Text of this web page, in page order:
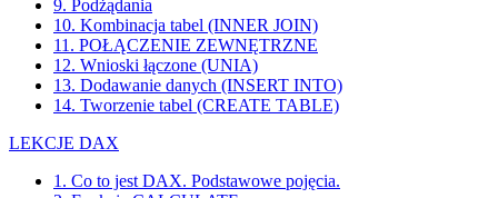
9. Podżądania
10. Kombinacja tabel (INNER JOIN)
11. POŁĄCZENIE ZEWNĘTRZNE
12. Wnioski łączone (UNIA)
13. Dodawanie danych (INSERT INTO)
14. Tworzenie tabel (CREATE TABLE)
LEKCJE DAX
1. Co to jest DAX. Podstawowe pojęcia.